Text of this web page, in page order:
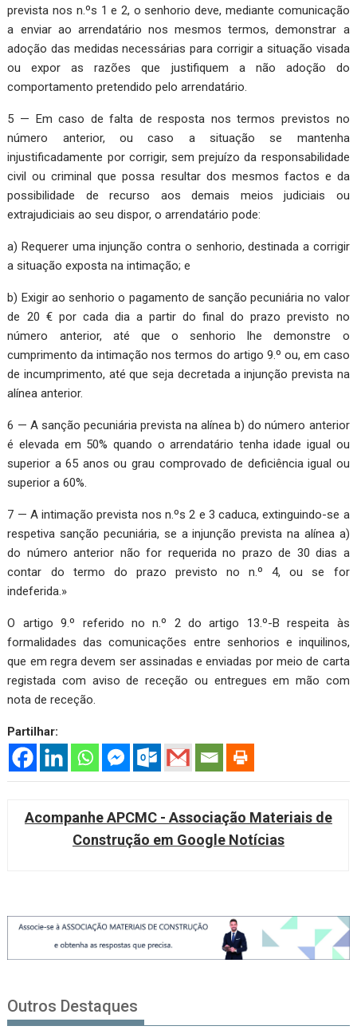
prevista nos n.ºs 1 e 2, o senhorio deve, mediante comunicação
a enviar ao arrendatário nos mesmos termos, demonstrar a
adoção das medidas necessárias para corrigir a situação visada
ou expor as razões que justifiquem a não adoção do
comportamento pretendido pelo arrendatário.
5 — Em caso de falta de resposta nos termos previstos no
número anterior, ou caso a situação se mantenha
injustificadamente por corrigir, sem prejuízo da responsabilidade
civil ou criminal que possa resultar dos mesmos factos e da
possibilidade de recurso aos demais meios judiciais ou
extrajudiciais ao seu dispor, o arrendatário pode:
a) Requerer uma injunção contra o senhorio, destinada a corrigir
a situação exposta na intimação; e
b) Exigir ao senhorio o pagamento de sanção pecuniária no valor
de 20 € por cada dia a partir do final do prazo previsto no
número anterior, até que o senhorio lhe demonstre o
cumprimento da intimação nos termos do artigo 9.º ou, em caso
de incumprimento, até que seja decretada a injunção prevista na
alínea anterior.
6 — A sanção pecuniária prevista na alínea b) do número anterior
é elevada em 50% quando o arrendatário tenha idade igual ou
superior a 65 anos ou grau comprovado de deficiência igual ou
superior a 60%.
7 — A intimação prevista nos n.ºs 2 e 3 caduca, extinguindo-se a
respetiva sanção pecuniária, se a injunção prevista na alínea a)
do número anterior não for requerida no prazo de 30 dias a
contar do termo do prazo previsto no n.º 4, ou se for
indeferida.»
O artigo 9.º referido no n.º 2 do artigo 13.º-B respeita às
formalidades das comunicações entre senhorios e inquilinos,
que em regra devem ser assinadas e enviadas por meio de carta
registada com aviso de receção ou entregues em mão com
nota de receção.
Partilhar:
Acompanhe APCMC - Associação Materiais de
Construção em Google Notícias
Outros Destaques